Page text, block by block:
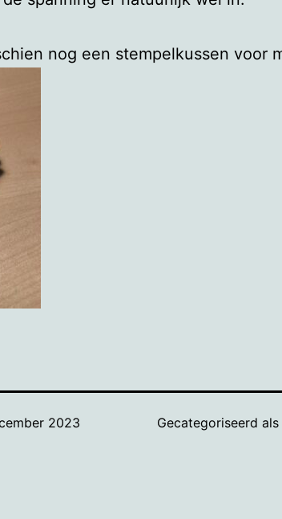
nog een stempelkussen voor
2023
Gecategoriseerd als